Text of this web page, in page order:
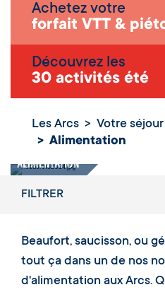
Achetez votre
forfait VTT &
Découvrez les
30 activités été
Les Arcs Votre séjour
Alimentation
Alimentation
FILTRER
Beaufort, saucisson, ou
tout ça dans un de nos
d'alimentation aux Arcs.